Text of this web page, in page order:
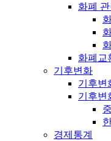
화폐
화폐교
기후변화
기후변
기후변
경제통계